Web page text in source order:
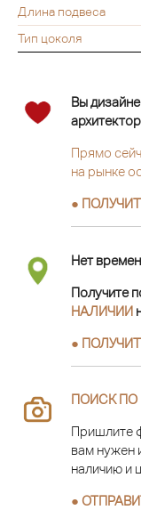
Длина подвеса
Тип цоколя
Вы
Прямо
на рынке
●
Нет
Получите
НАЛИЧИИ
●
ПОИСК
Пришлите
вам нужен
наличию и
●